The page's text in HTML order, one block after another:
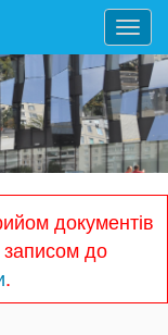
документів
записом до
.